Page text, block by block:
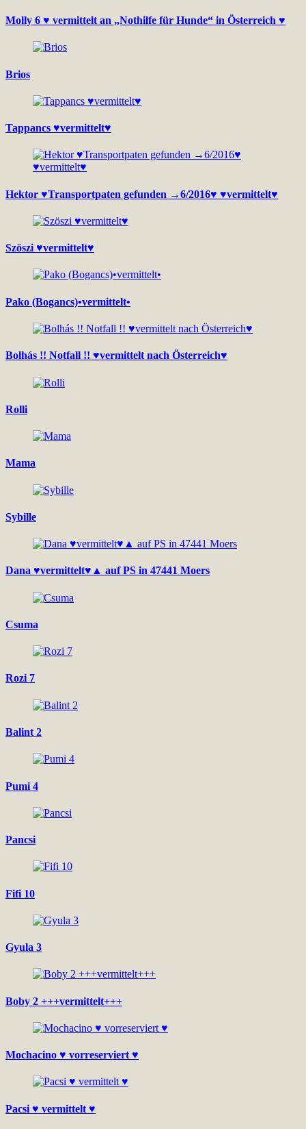
Molly 6 ♥ vermittelt an „Nothilfe für Hunde“ in Österreich ♥
Brios
Tappancs ♥vermittelt♥
Hektor ♥Transportpaten gefunden →6/2016♥ ♥vermittelt♥
Szöszi ♥vermittelt♥
Pako (Bogancs)•vermittelt•
Bolhás !! Notfall !! ♥vermittelt nach Österreich♥
Rolli
Mama
Sybille
Dana ♥vermittelt♥▲ auf PS in 47441 Moers
Csuma
Rozi 7
Balint 2
Pumi 4
Pancsi
Fifi 10
Gyula 3
Boby 2 +++vermittelt+++
Mochacino ♥ vorreserviert ♥
Pacsi ♥ vermittelt ♥